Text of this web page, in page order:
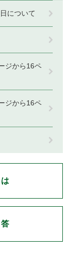
について
ジから16ペ
ジから16ペ